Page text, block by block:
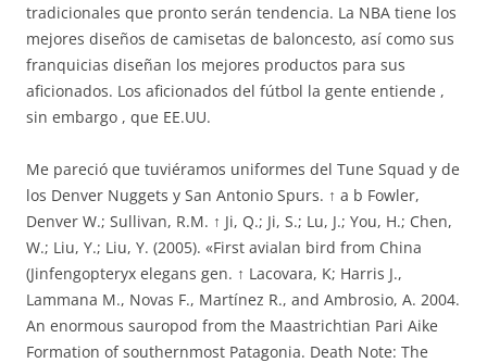
tradicionales que pronto serán tendencia. La NBA tiene los
mejores diseños de camisetas de baloncesto, así como sus
franquicias diseñan los mejores productos para sus
aficionados. Los aficionados del fútbol la gente entiende ,
sin embargo , que EE.UU.
Me pareció que tuviéramos uniformes del Tune Squad y de
los Denver Nuggets y San Antonio Spurs. ↑ a b Fowler,
Denver W.; Sullivan, R.M. ↑ Ji, Q.; Ji, S.; Lu, J.; You, H.; Chen,
W.; Liu, Y.; Liu, Y. (2005). «First avialan bird from China
(Jinfengopteryx elegans gen. ↑ Lacovara, K; Harris J.,
Lammana M., Novas F., Martínez R., and Ambrosio, A. 2004.
An enormous sauropod from the Maastrichtian Pari Aike
Formation of southernmost Patagonia. Death Note: The